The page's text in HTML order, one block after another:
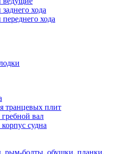
хода
хода
транцевых плит
вал
судна
рым-болты, обушки, планки,